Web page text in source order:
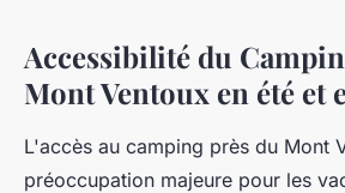
Accessibilité du
Mont Ventoux en été et
L'accès au camping près du Mont
préoccupation majeure pour les